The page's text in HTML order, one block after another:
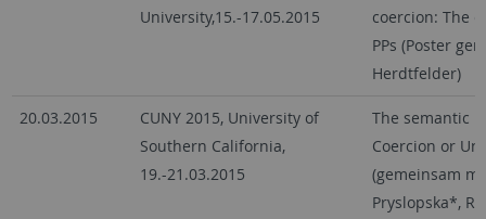
University,15.-17.05.2015
coercion: The
PPs (Poster
Herdtfelder)
20.03.2015
CUNY 2015, University of
Southern California,
19.-21.03.2015
The semantic
Coercion or
(gemeinsam
Pryslopska*,